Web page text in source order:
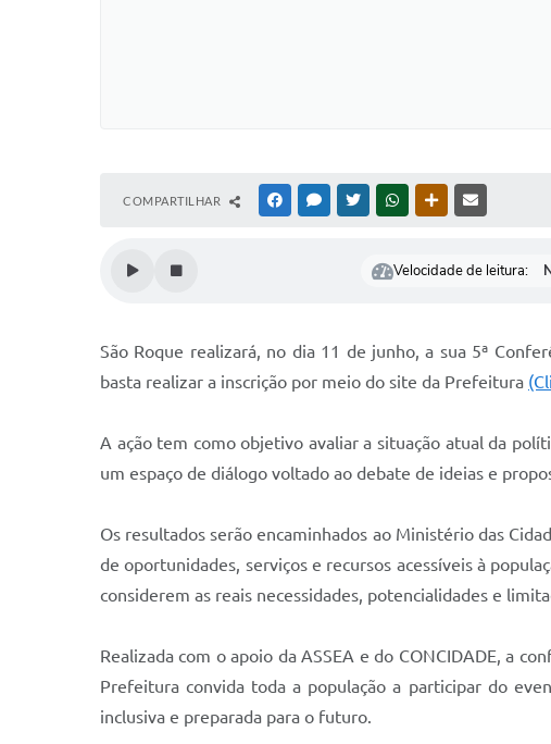
COMPARTILHAR FACEBOOKMESSENGER
TWITTERWHATSAPPOUTRAS MÍDIAS
Velocidade de leitura:
São Roque realizará, no dia 11 de junho, a sua 5ª
basta realizar a inscrição por meio do site da Prefeitura
A ação tem como objetivo avaliar a situação atual da
um espaço de diálogo voltado ao debate de ideias e
Os resultados serão encaminhados ao Ministério das
de oportunidades, serviços e recursos acessíveis à
considerem as reais necessidades, potencialidades e
Realizada com o apoio da ASSEA e do CONCIDADE, a
Prefeitura convida toda a população a participar do
inclusiva e preparada para o futuro.